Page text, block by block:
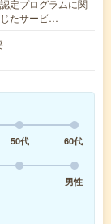
定プログラムに関
たサービ…
50代
60代
男性